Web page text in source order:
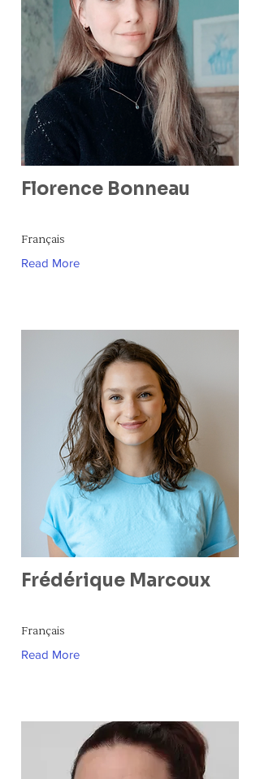
Florence Bonneau
Français
Read More
Frédérique Marcoux
Français
Read More